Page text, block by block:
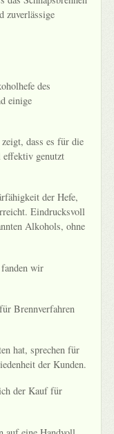
zuverlässige
des
einige
dass es für die
effektiv genutzt
der Hefe,
Eindrucksvoll
Alkohols, ohne
wir
Brennverfahren
hat, sprechen für
der Kunden.
der Kauf für